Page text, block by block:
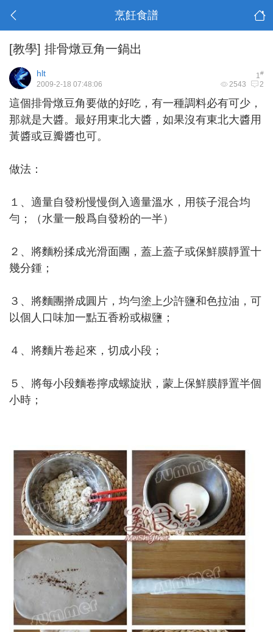
烹飪食譜
[教學] 排骨燉豆角一鍋出
1#
hlt
2543 2
2009-2-18 07:48:06
這個排骨燉豆角要做的好吃，有一種調料必有可少，
那就是大醬。最好用東北大醬，如果沒有東北大醬用
黃醬或豆瓣醬也可。
做法：
１、適量自發粉慢慢倒入適量溫水，用筷子混合均
勻；（水量一般爲自發粉的一半）
２、將麵粉揉成光滑面團，蓋上蓋子或保鮮膜靜置十
幾分鍾；
３、將麵團擀成圓片，均勻塗上少許鹽和色拉油，可
以個人口味加一點五香粉或椒鹽；
４、將麵片卷起來，切成小段；
５、將每小段麵卷擰成螺旋狀，蒙上保鮮膜靜置半個
小時；